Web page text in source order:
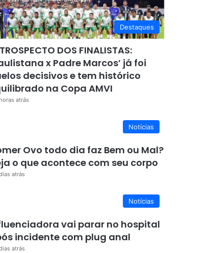
Destaques
DOS FINALISTAS:
x Padre Marcos’ já foi
decisivos e tem histórico
na Copa AMVI
atrás
Notícias
Ovo todo dia faz Bem ou Mal?
o que acontece com seu corpo
atrás
Notícias
vai parar no hospital
incidente com plug anal
atrás